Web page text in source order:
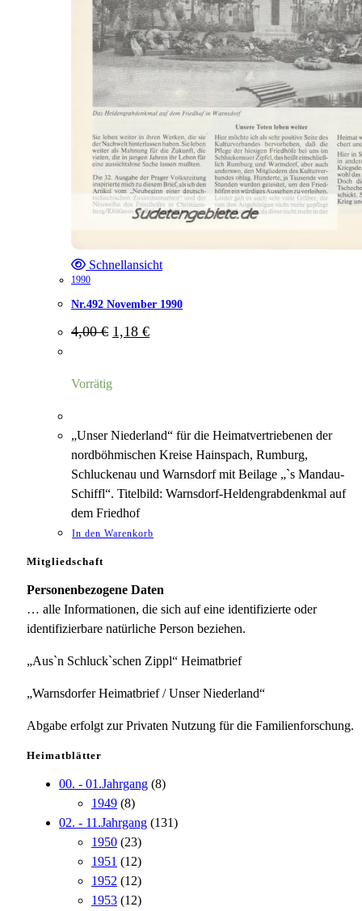
Schnellansicht
1990
Nr.492 November 1990
4,00€ Ursprünglicher
Preis
1,18 €Aktueller
Preis
Vorrätig
„Unser Niederland“ für die Heimatvertriebenen der
nordböhmischen Kreise Hainspach, Rumburg,
Schluckenau und Warnsdorf mit Beilage „`s Mandau-
Schiffl“. Titelbild: Warnsdorf-Heldengrabdenkmal auf
dem Friedhof
In den Warenkorb
Mitgliedschaft
Personenbezogene Daten
… alle Informationen, die sich auf eine identifizierte oder
identifizierbare natürliche Person beziehen.
„Aus`n Schluck`schen Zippl“ Heimatbrief
„Warnsdorfer Heimatbrief / Unser Niederland“
Abgabe erfolgt zur Privaten Nutzung für die Familienforschung.
Heimatblätter
00. - 01.Jahrgang (8)
1949 (8)
02. - 11.Jahrgang (131)
1950 (23)
1951 (12)
1952 (12)
1953 (12)